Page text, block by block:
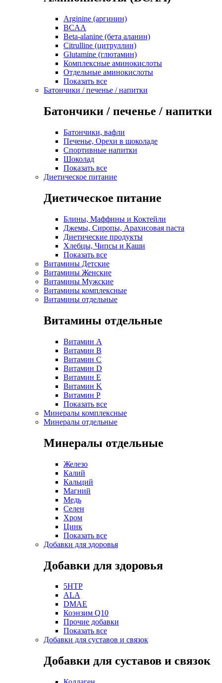
Arginine (аргинин)
BCAA
Beta-alanine (бета аланин)
Citrulline (цитруллин)
Glutamine (глютамин)
Комплексные аминокислоты
Отдельные аминокислоты
Показать все
Батончики / печенье / напитки
Батончики / печенье / напитки
Батончики, вафли
Печенье, Орехи в шоколаде
Спортивные напитки
Шоколад
Показать все
Диетическое питание
Диетическое питание
Блины, Маффины и Коктейли
Джемы, Сиропы, Арахисовая паста
Диетические продукты
Хлебцы, Чипсы и Каши
Показать все
Витамины Детские
Витамины Женские
Витамины Мужские
Витамины комплексные
Витамины отдельные
Витамины отдельные
Витамин A
Витамин B
Витамин C
Витамин D
Витамин E
Витамин K
Витамин P
Показать все
Минералы комплексные
Минералы отдельные
Минералы отдельные
Железо
Калий
Кальций
Магний
Медь
Селен
Хром
Цинк
Показать все
Добавки для здоровья
Добавки для здоровья
5HTP
ALA
DMAE
Коэнзим Q10
Прочие добавки
Показать все
Добавки для суставов и связок
Добавки для суставов и связок